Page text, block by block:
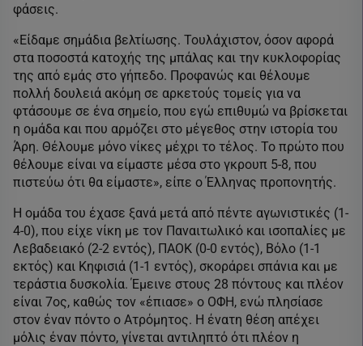
φάσεις.
«Είδαμε σημάδια βελτίωσης. Τουλάχιστον, όσον αφορά
στα ποσοστά κατοχής της μπάλας και την κυκλοφορίας
της από εμάς στο γήπεδο. Προφανώς και θέλουμε
πολλή δουλειά ακόμη σε αρκετούς τομείς για να
φτάσουμε σε ένα σημείο, που εγώ επιθυμώ να βρίσκεται
η ομάδα και που αρμόζει στο μέγεθος στην ιστορία του
Άρη. Θέλουμε μόνο νίκες μέχρι το τέλος. Το πρώτο που
θέλουμε είναι να είμαστε μέσα στο γκρουπ 5-8, που
πιστεύω ότι θα είμαστε», είπε ο Έλληνας προπονητής.
Η ομάδα του έχασε ξανά μετά από πέντε αγωνιστικές (1-
4-0), που είχε νίκη με τον Παναιτωλικό και ισοπαλίες με
Λεβαδειακό (2-2 εντός), ΠΑΟΚ (0-0 εντός), Βόλο (1-1
εκτός) και Κηφισιά (1-1 εντός), σκοράρει σπάνια και με
τεράστια δυσκολία. Έμεινε στους 28 πόντους και πλέον
είναι 7ος, καθώς τον «έπιασε» ο ΟΦΗ, ενώ πλησίασε
στον έναν πόντο ο Ατρόμητος. Η ένατη θέση απέχει
μόλις έναν πόντο, γίνεται αντιληπτό ότι πλέον η